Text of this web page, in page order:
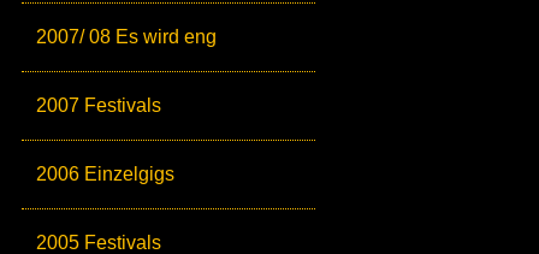
2007/ 08 Es wird eng
2007 Festivals
2006 Einzelgigs
2005 Festivals